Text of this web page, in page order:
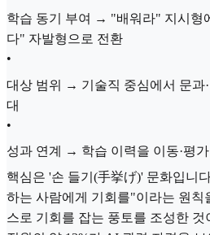
학습 동기 부여 → "배워라" 지시형
다" 자발형으로 전환
•
대상 범위 → 기술직 중심에서 문과
대
•
성과 연계 → 학습 이력을 이동·평
핵심은 '손 들기(手挙げ)' 문화입니
하는 사람에게 기회를"이라는 원칙
스로 기회를 잡는 풍토를 조성한 것